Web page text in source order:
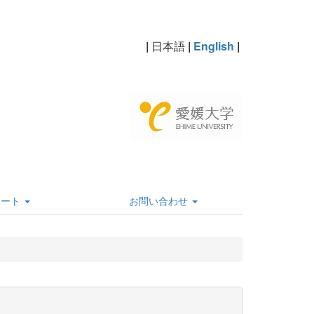
| 日本語 | English |
ト お問い合わせ